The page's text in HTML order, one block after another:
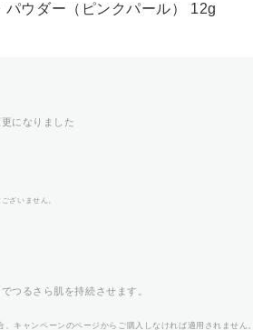
ウダー（ピンクパール） 12g
になりました
ざいません。
つるさら肌を持続させます。
キャンペーンのページからご購入しなければ適用されません。